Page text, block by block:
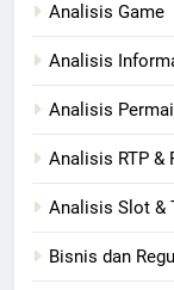
Analisis Game
Analisis
Analisis
Analisis RTP &
Analisis Slot &
Bisnis dan